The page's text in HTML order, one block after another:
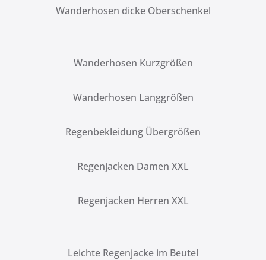
Wanderhosen dicke Oberschenkel
Wanderhosen Kurzgrößen
Wanderhosen Langgrößen
Regenbekleidung Übergrößen
Regenjacken Damen XXL
Regenjacken Herren XXL
Leichte Regenjacke im Beutel